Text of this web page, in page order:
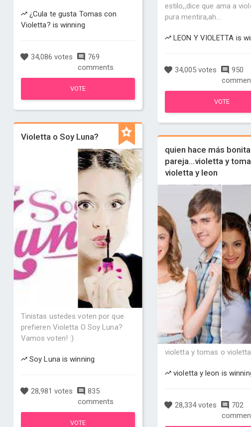
¿Cula te gusta Tomas con
Violetta? is winning
34,086 votes
769
comments
VOTE
Violetta o Soy Luna?
Tinistas ustedes voten por que
prefieren Violetta O Soy Luna?
Vamos voten! :)
Soy Luna is winning
28,981 votes
835
comments
VOTE
estilo,,dice que ama a
pura mentira,ah...
LEON Y VIOLETTA is
34,005 votes
950
VOTE
quien hace más bonita
pareja...violetta y
violetta y leon
violetta y tomas o
violetta y leon is
28,334 votes
702